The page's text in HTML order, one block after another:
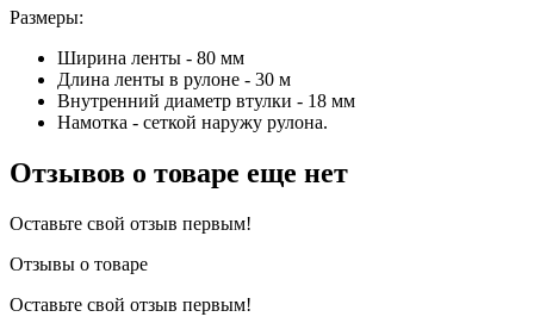
Размеры:
Ширина ленты - 80 мм
Длина ленты в рулоне - 30 м
Внутренний диаметр втулки - 18 мм
Намотка - сеткой наружу рулона.
Отзывов о товаре еще нет
Оставьте свой отзыв первым!
Отзывы о товаре
Оставьте свой отзыв первым!